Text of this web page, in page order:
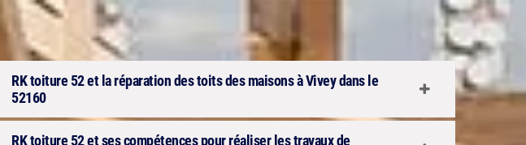
RK toiture 52 et la réparation des toits des maisons à Vivey dans le
52160
RK toiture 52 et ses compétences pour réaliser les travaux de